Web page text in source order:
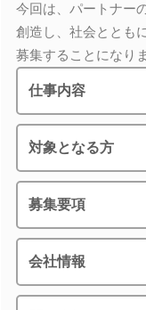
今回は、パートナー
創造し、社会ととも
募集することになり
仕事内容
対象となる方
募集要項
会社情報